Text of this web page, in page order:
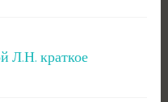
Л.Н. краткое